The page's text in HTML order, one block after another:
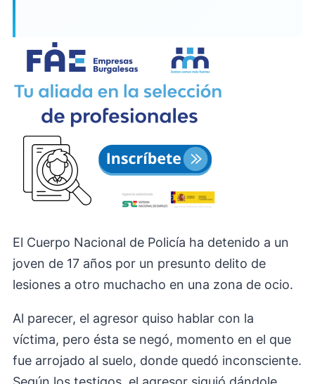
El Cuerpo Nacional de Policía ha detenido a un
joven de 17 años por un presunto delito de
lesiones a otro muchacho en una zona de ocio.
Al parecer, el agresor quiso hablar con la
víctima, pero ésta se negó, momento en el que
fue arrojado al suelo, donde quedó inconsciente.